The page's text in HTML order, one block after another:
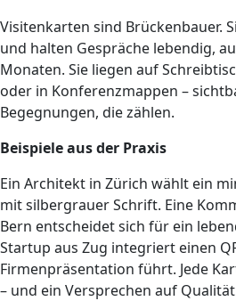
Visitenkarten sind Brückenbauer.
und halten Gespräche lebendig,
Monaten. Sie liegen auf
oder in Konferenzmappen –
Begegnungen, die zählen.
Beispiele aus der Praxis
Ein Architekt in Zürich wählt ein
mit silbergrauer Schrift. Eine
Bern entscheidet sich für ein
Startup aus Zug integriert einen
Firmenpräsentation führt. Jede
– und ein Versprechen auf